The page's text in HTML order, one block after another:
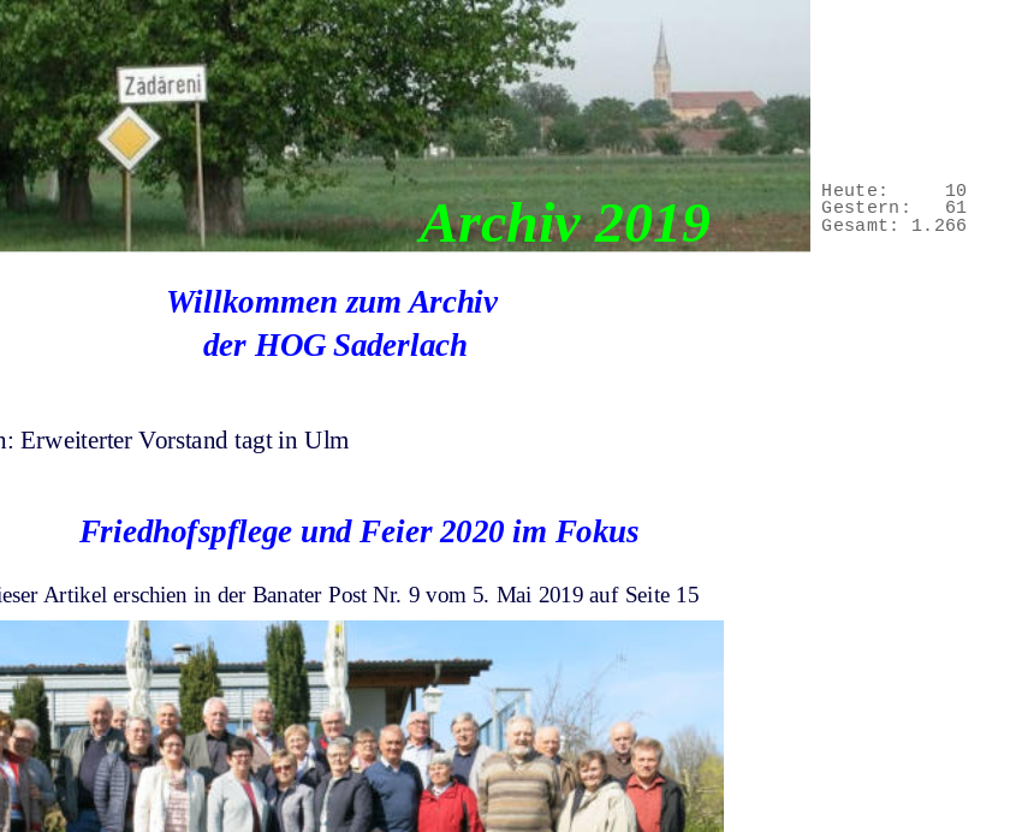
Heute:
10
Gestern:
61
Gesamt:
1.266
Archiv 2019
Willkommen zum Archiv
der HOG Saderlach
Erweiterter Vorstand tagt in Ulm
Friedhofspflege und Feier 2020 im Fokus
Artikel erschien in der Banater Post Nr. 9 vom 5. Mai 2019 auf Seite 15